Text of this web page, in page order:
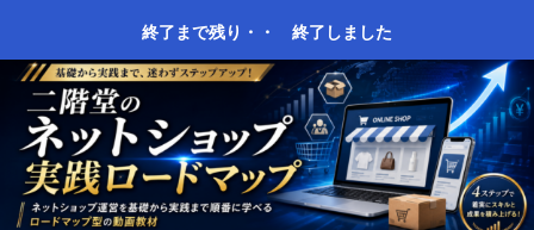
終了まで残り・・ 終了しました